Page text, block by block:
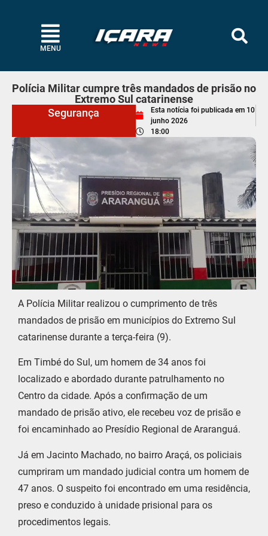
MENU
Polícia Militar cumpre três mandados de prisão no
Extremo Sul catarinense
Segurança
Esta notícia foi publicada em 10
junho 2026
18:00
A Polícia Militar realizou o cumprimento de três
mandados de prisão em municípios do Extremo Sul
catarinense durante a terça-feira (9).
Em Timbé do Sul, um homem de 34 anos foi
localizado e abordado durante patrulhamento no
Centro da cidade. Após a confirmação de um
mandado de prisão ativo, ele recebeu voz de prisão e
foi encaminhado ao Presídio Regional de Araranguá.
Já em Jacinto Machado, no bairro Araçá, os policiais
cumpriram um mandado judicial contra um homem de
47 anos. O suspeito foi encontrado em uma residência,
preso e conduzido à unidade prisional para os
procedimentos legais.